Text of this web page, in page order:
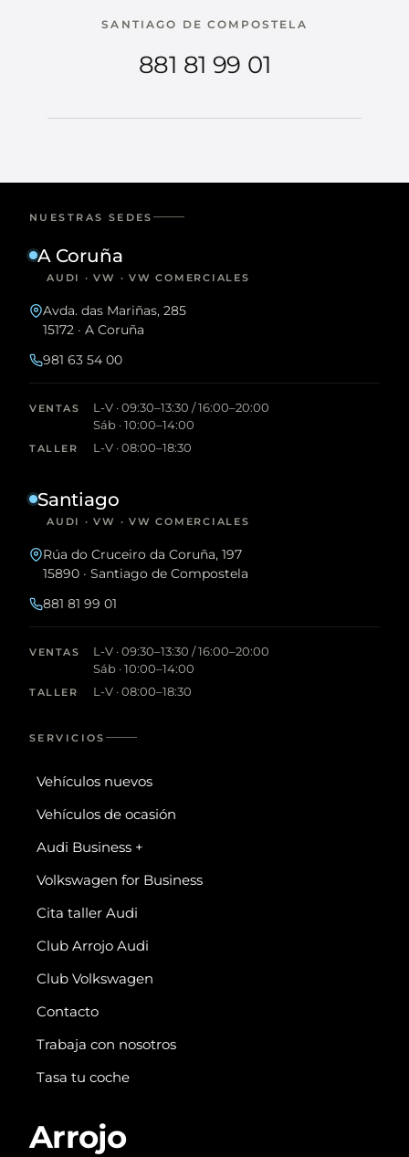
SANTIAGO DE COMPOSTELA
881 81 99 01
NUESTRAS SEDES
A Coruña
AUDI · VW · VW COMERCIALES
Avda. das Mariñas, 285
15172 · A Coruña
981 63 54 00
VENTAS
L-V · 09:30–13:30 / 16:00–20:00
Sáb · 10:00–14:00
TALLER L-V · 08:00–18:30
Santiago
AUDI · VW · VW COMERCIALES
Rúa do Cruceiro da Coruña, 197
15890 · Santiago de Compostela
881 81 99 01
VENTAS
L-V · 09:30–13:30 / 16:00–20:00
Sáb · 10:00–14:00
TALLER L-V · 08:00–18:30
SERVICIOS
Vehículos nuevos
Vehículos de ocasión
Audi Business +
Volkswagen for Business
Cita taller Audi
Club Arrojo Audi
Club Volkswagen
Contacto
Trabaja con nosotros
Tasa tu coche
Arrojo